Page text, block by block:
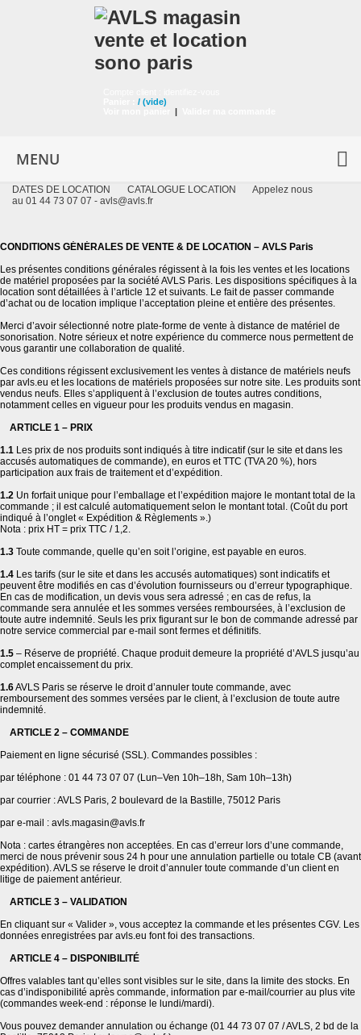
/ (vide)
|
MENU
DATES DE LOCATION CATALOGUE LOCATION
Appelez nous
au 01 44 73 07 07 - avls@avls.fr
CONDITIONS GÉNÉRALES DE VENTE & DE LOCATION – AVLS Paris
Les présentes conditions générales régissent à la fois les ventes et les locations
de matériel proposées par la société AVLS Paris. Les dispositions spécifiques à la
location sont détaillées à l’article 12 et suivants. Le fait de passer commande
d’achat ou de location implique l’acceptation pleine et entière des présentes.
Merci d’avoir sélectionné notre plate-forme de vente à distance de matériel de
sonorisation. Notre sérieux et notre expérience du commerce nous permettent de
vous garantir une collaboration de qualité.
Ces conditions régissent exclusivement les ventes à distance de matériels neufs
par avls.eu et les locations de matériels proposées sur notre site. Les produits sont
vendus neufs. Elles s’appliquent à l’exclusion de toutes autres conditions,
notamment celles en vigueur pour les produits vendus en magasin.
ARTICLE 1 – PRIX
1.1 Les prix de nos produits sont indiqués à titre indicatif (sur le site et dans les
accusés automatiques de commande), en euros et TTC (TVA 20 %), hors
participation aux frais de traitement et d’expédition.
1.2 Un forfait unique pour l’emballage et l’expédition majore le montant total de la
commande ; il est calculé automatiquement selon le montant total. (Coût du port
indiqué à l’onglet « Expédition & Règlements ».)
Nota : prix HT = prix TTC / 1,2.
1.3 Toute commande, quelle qu’en soit l’origine, est payable en euros.
1.4 Les tarifs (sur le site et dans les accusés automatiques) sont indicatifs et
peuvent être modifiés en cas d’évolution fournisseurs ou d’erreur typographique.
En cas de modification, un devis vous sera adressé ; en cas de refus, la
commande sera annulée et les sommes versées remboursées, à l’exclusion de
toute autre indemnité. Seuls les prix figurant sur le bon de commande adressé par
notre service commercial par e-mail sont fermes et définitifs.
1.5 – Réserve de propriété. Chaque produit demeure la propriété d’AVLS jusqu’au
complet encaissement du prix.
1.6AVLS Paris se réserve le droit d’annuler toute commande, avec
remboursement des sommes versées par le client, à l’exclusion de toute autre
indemnité.
ARTICLE 2 – COMMANDE
Paiement en ligne sécurisé (SSL). Commandes possibles :
par téléphone : 01 44 73 07 07 (Lun–Ven 10h–18h, Sam 10h–13h)
par courrier : AVLS Paris, 2 boulevard de la Bastille, 75012 Paris
par e-mail : avls.magasin@avls.fr
Nota : cartes étrangères non acceptées. En cas d’erreur lors d’une commande,
merci de nous prévenir sous 24 h pour une annulation partielle ou totale CB (avant
expédition). AVLS se réserve le droit d’annuler toute commande d’un client en
litige de paiement antérieur.
ARTICLE 3 – VALIDATION
En cliquant sur « Valider », vous acceptez la commande et les présentes CGV. Les
données enregistrées par avls.eu font foi des transactions.
ARTICLE 4 – DISPONIBILITÉ
Offres valables tant qu’elles sont visibles sur le site, dans la limite des stocks. En
cas d’indisponibilité après commande, information par e-mail/courrier au plus vite
(commandes week-end : réponse le lundi/mardi).
Vous pouvez demander annulation ou échange (01 44 73 07 07 / AVLS, 2 bd de la